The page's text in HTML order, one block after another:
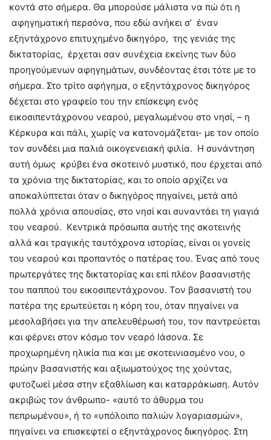
κοντά στο σήμερα. Θα μπορούσε μάλιστα να πώ ότι η
αφηγηματική περσόνα, που εδώ ανήκει σ’ έναν
εξηντάχρονο επιτυχημένο δικηγόρο, της γενιάς της
δικτατορίας, έρχεται σαν συνέχεια εκείνης των δύο
προηγούμενων αφηγημάτων, συνδέοντας έτσι τότε με το
σήμερα. Στο τρίτο αφήγημα, ο εξηντάχρονος δικηγόρος
δέχεται στο γραφείο του την επίσκεψη ενός
εικοσιπεντάχρονου νεαρού, μεγαλωμένου στο νησί, – η
Κέρκυρα και πάλι, χωρίς να κατονομάζεται- με τον οποίο
τον συνδέει μια παλιά οικογενειακή φιλία. Η συνάντηση
αυτή όμως κρύβει ένα σκοτεινό μυστικό, που έρχεται από
τα χρόνια της δικτατορίας, και το οποίο αρχίζει να
αποκαλύπτεται όταν ο δικηγόρος πηγαίνει, μετά από
πολλά χρόνια απουσίας, στο νησί και συναντάει τη γιαγιά
του νεαρού. Κεντρικά πρόσωπα αυτής της σκοτεινής
αλλά και τραγικής ταυτόχρονα ιστορίας, είναι οι γονείς
του νεαρού και προπαντός ο πατέρας του. Ένας από τους
πρωτεργάτες της δικτατορίας και επί πλέον βασανιστής
του παππού του εικοσιπεντάχρονου. Τον βασανιστή του
πατέρα της ερωτεύεται η κόρη του, όταν πηγαίνει να
μεσολαβήσει για την απελευθέρωσή του, τον παντρεύεται
και φέρνει στον κόσμο τον νεαρό Ιάσονα. Σε
προχωρημένη ηλικία πια και με σκοτεινιασμένο νου, ο
πρώην βασανιστής και αξιωματούχος της χούντας,
φυτοζωεί μέσα στην εξαθλίωση και καταρράκωση. Αυτόν
ακριβώς τον άνθρωπο- «αυτό το άθυρμα του
πεπρωμένου», ή το «υπόλοιπο παλιών λογαριασμών»,
πηγαίνει να επισκεφτεί ο εξηντάχρονος δικηγόρος. Στη